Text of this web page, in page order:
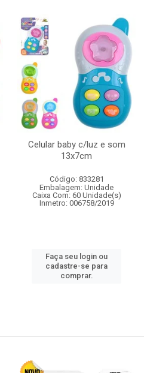
Celular baby c/luz e som
13x7cm
Código: 833281
Embalagem: Unidade
Caixa Com: 60 Unidade(s)
Inmetro: 006758/2019
Faça seu login ou
cadastre-se para
comprar.